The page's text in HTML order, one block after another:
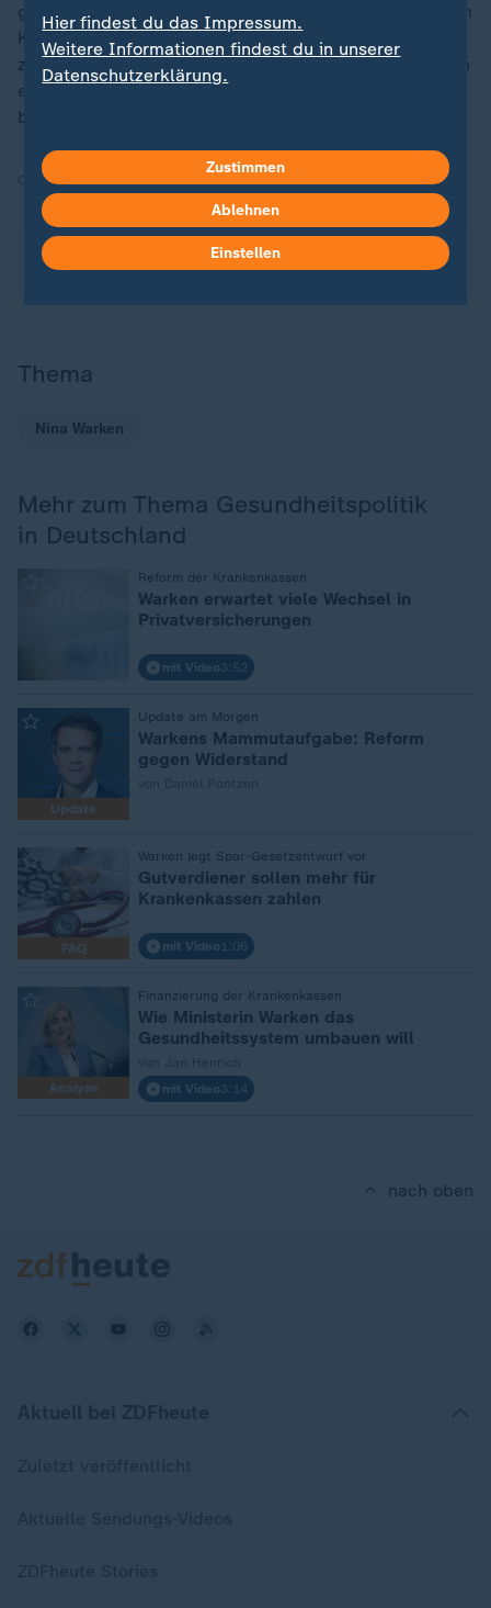
gearbeitet werden sollte, soll an diesem Mittwoch vom
Kabinett auf den Weg gebracht werden. Sie sei sehr
zuversichtlich, rechtzeitig fertig zu sein und dann auch
einen Kabinettsbeschluss zu dem Entwurf zu
bekommen, sagte Warken.
Quelle:
Über dieses Thema berichtete das heute journal am
28.04.2026 ab 21:45 Uhr.
Thema
Nina Warken
Mehr zum Thema Gesundheitspolitik
in Deutschland
Reform der Krankenkassen
Warken erwartet viele Wechsel in
Privatversicherungen
mit Video3:52
Update
Update am Morgen
Warkens Mammutaufgabe: Reform
gegen Widerstand
FAQ
Warken legt Spar-Gesetzentwurf vor
Gutverdiener sollen mehr für
Krankenkassen zahlen
mit Video 1:06
Analyse
Finanzierung der Krankenkassen
Wie Ministerin Warken das
Gesundheitssystem umbauen will
mit Video3:14
nach oben
Hier findest du das Impressum.
Weitere Informationen findest du in unserer
Datenschutzerklärung.
Zustimmen
Ablehnen
Einstellen